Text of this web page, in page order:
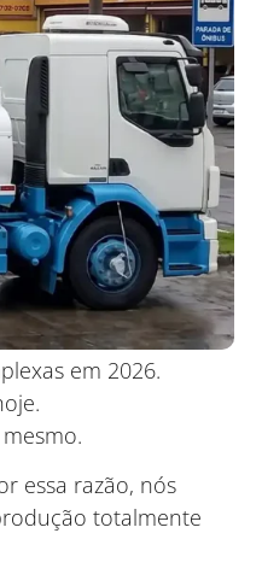
em 2026.
essa razão, nós
totalmente